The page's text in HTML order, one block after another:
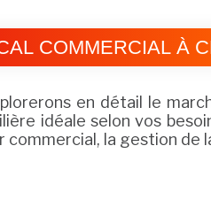
COMMERCIAL À
en détail le
idéale selon vos
commercial, la gestion